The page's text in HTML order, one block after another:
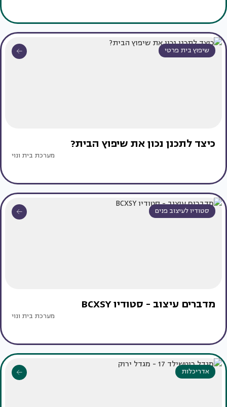
שיפוץ בית פרטי
כיצד לתכנן נכון את שיפוץ הבית?
מערכת בית ונוי
סטודיו לעיצוב פנים
מדברים עיצוב - סטודיו BCXSY
מערכת בית ונוי
אדריכלות